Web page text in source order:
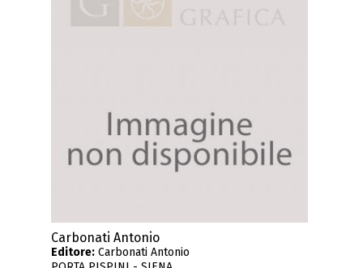
Carbonati Antonio
Editore: Carbonati Antonio